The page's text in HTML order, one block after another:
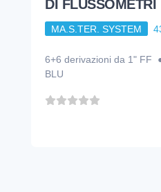
DI FLUSSOMETRI
MA.S.TER. SYSTEM
6+6 derivazioni da 1" FF
BLU